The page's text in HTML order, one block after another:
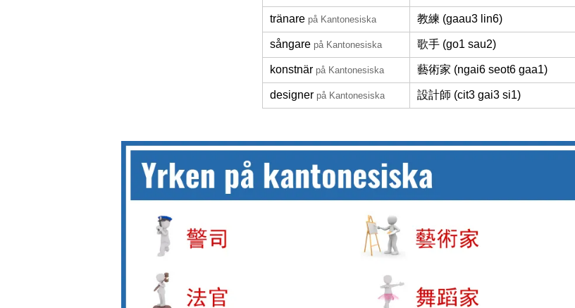
tränare på Kantonesiska 教練 (gaau3 lin6)
sångare på Kantonesiska 歌手 (go1 sau2)
konstnär på Kantonesiska 藝術家 (ngai6 seot6 gaa1)
designer på Kantonesiska 設計師 (cit3 gai3 si1)